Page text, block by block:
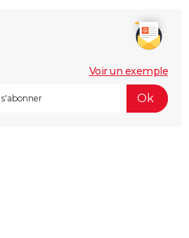
Voir un exemple